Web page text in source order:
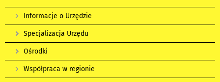
Informacje o Urzędzie
Specjalizacja Urzędu
Ośrodki
Współpraca w regionie